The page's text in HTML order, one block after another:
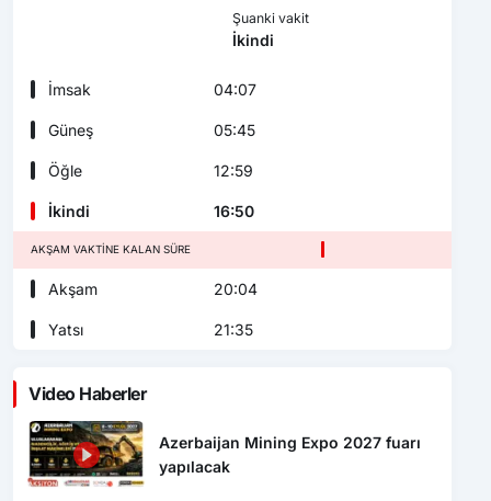
Şuanki vakit
İkindi
İmsak 04:07
Güneş 05:45
Öğle 12:59
İkindi 16:50
AKŞAM VAKTINE KALAN SÜRE
Akşam 20:04
Yatsı 21:35
Video Haberler
Azerbaijan Mining Expo 2027 fuarı
yapılacak